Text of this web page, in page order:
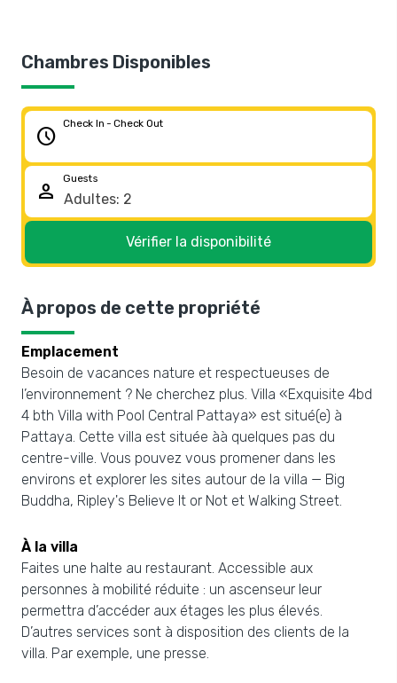
Chambres Disponibles
schedule
Check In - Check Out
person
Guests
Vérifier la disponibilité
À propos de cette propriété
Emplacement
Besoin de vacances nature et respectueuses de
l’environnement ? Ne cherchez plus. Villa «Exquisite 4bd
4 bth Villa with Pool Central Pattaya» est situé(e) à
Pattaya. Cette villa est située àà quelques pas du
centre-ville. Vous pouvez vous promener dans les
environs et explorer les sites autour de la villa — Big
Buddha, Ripley's Believe It or Not et Walking Street.
À la villa
Faites une halte au restaurant. Accessible aux
personnes à mobilité réduite : un ascenseur leur
permettra d’accéder aux étages les plus élevés.
D’autres services sont à disposition des clients de la
villa. Par exemple, une presse.